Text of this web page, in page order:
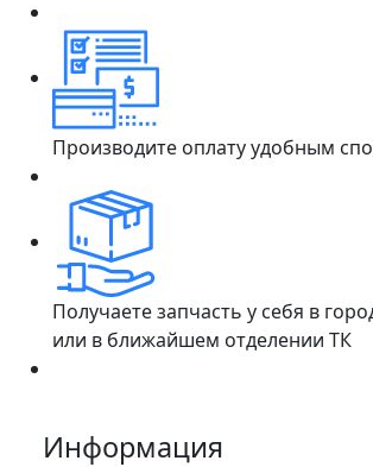
Производите оплату удобным
Получаете запчасть у себя в
или в ближайшем отделении ТК
Информация